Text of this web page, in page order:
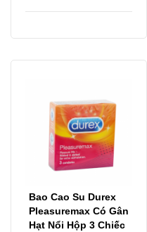
Bao Cao Su Durex
Pleasuremax Có Gân
Hạt Nổi Hộp 3 Chiếc